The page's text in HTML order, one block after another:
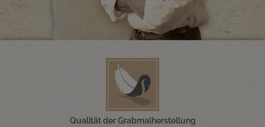
Qualität der Grabmalherstellung